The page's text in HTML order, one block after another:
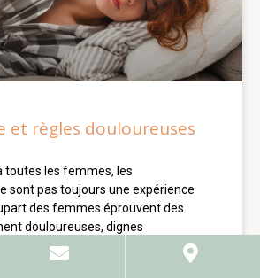
et règles douloureuses
toutes les femmes, les
sont pas toujours une expérience
des femmes éprouvent des
douloureuses, dignes